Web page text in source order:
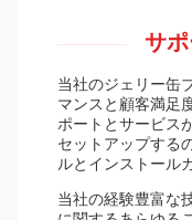
サ
当社のジェリー缶
マンスと顧客満足
ポートとサービス
セットアップする
ルとインストール
当社の経験豊富な